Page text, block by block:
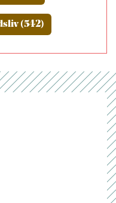
(542)